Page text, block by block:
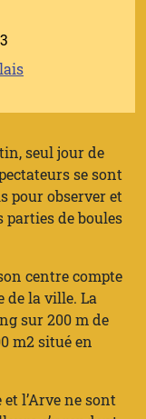
seul jour de
se sont
pour observer et
parties de boules
centre compte
de la ville. La
sur 200 m de
m2 situé en
l’Arve ne sont